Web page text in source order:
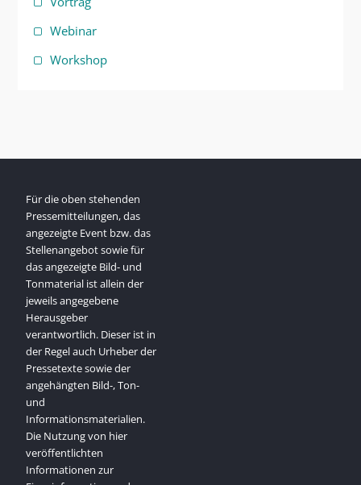
Webinar
Workshop
Für die oben stehenden
Pressemitteilungen, das
angezeigte Event bzw. das
Stellenangebot sowie für
das angezeigte Bild- und
Tonmaterial ist allein der
jeweils angegebene
Herausgeber
verantwortlich. Dieser ist in
der Regel auch Urheber der
Pressetexte sowie der
angehängten Bild-, Ton-
und
Informationsmaterialien.
Die Nutzung von hier
veröffentlichten
Informationen zur